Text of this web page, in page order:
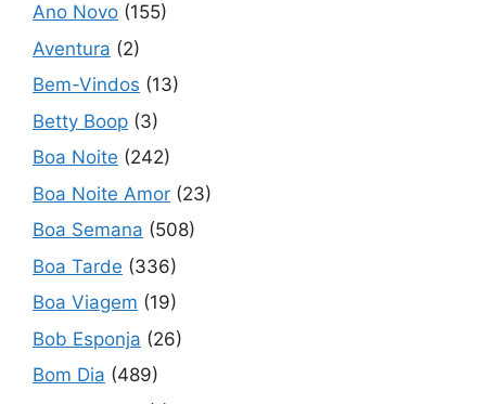
Ano Novo (155)
Aventura (2)
Bem-Vindos (13)
Betty Boop (3)
Boa Noite (242)
Boa Noite Amor (23)
Boa Semana (508)
Boa Tarde (336)
Boa Viagem (19)
Bob Esponja (26)
Bom Dia (489)